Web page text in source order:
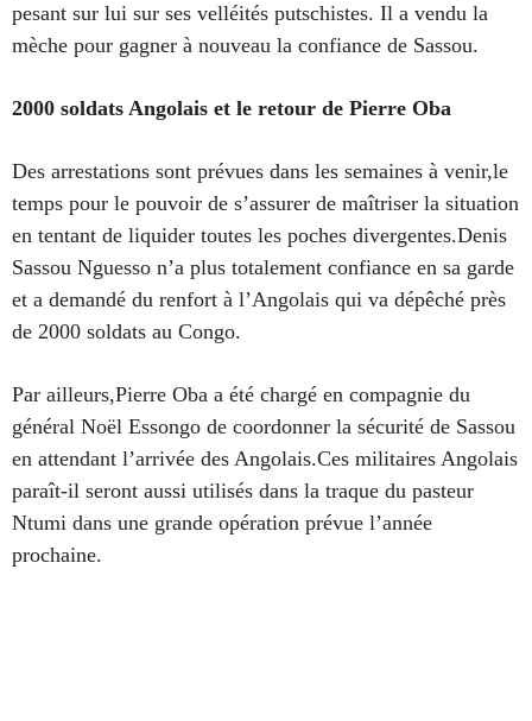
pesant sur lui sur ses velléités putschistes. Il a vendu la
mèche pour gagner à nouveau la confiance de Sassou.
2000 soldats Angolais et le retour de Pierre Oba
Des arrestations sont prévues dans les semaines à venir,le
temps pour le pouvoir de s’assurer de maîtriser la situation
en tentant de liquider toutes les poches divergentes.Denis
Sassou Nguesso n’a plus totalement confiance en sa garde
et a demandé du renfort à l’Angolais qui va dépêché près
de 2000 soldats au Congo.
Par ailleurs,Pierre Oba a été chargé en compagnie du
général Noël Essongo de coordonner la sécurité de Sassou
en attendant l’arrivée des Angolais.Ces militaires Angolais
paraît-il seront aussi utilisés dans la traque du pasteur
Ntumi dans une grande opération prévue l’année
prochaine.